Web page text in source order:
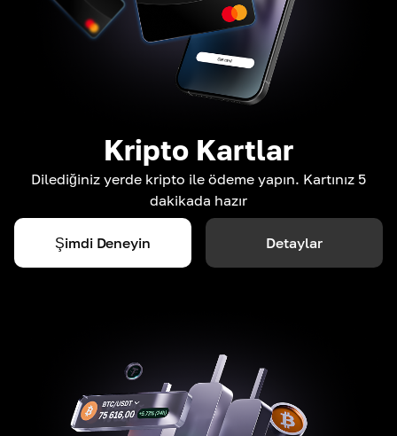
Kripto Kartlar
Dilediğiniz yerde kripto ile ödeme yapın. Kartınız 5
dakikada hazır
Şimdi Deneyin Detaylar